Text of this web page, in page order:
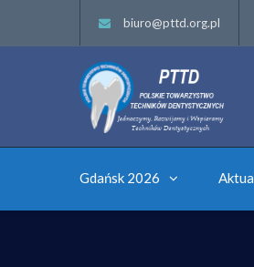
biuro@pttd.org.pl
Gdańsk 2026